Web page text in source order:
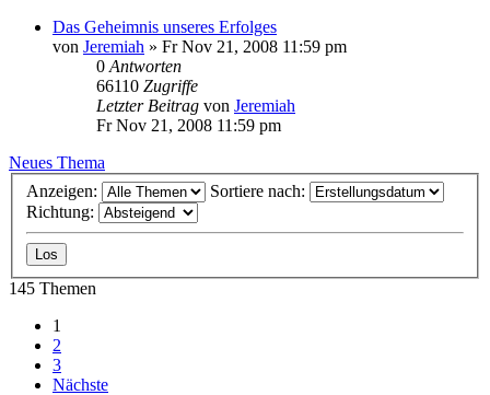
Das Geheimnis unseres Erfolges
von Jeremiah » Fr Nov 21, 2008 11:59 pm
0 Antworten
66110 Zugriffe
Letzter Beitrag von Jeremiah
Fr Nov 21, 2008 11:59 pm
Neues Thema
Anzeigen:
Sortiere nach:
Richtung:
145 Themen
1
2
3
Nächste